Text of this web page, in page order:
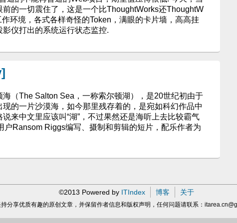
的一切震住了，这是一个比ThoughtWorks还ThoughtW
环境，各式各样奇怪的Token，满眼的卡片墙，高高挂
仪打出的系统运行状态监控.
（The Salton Sea，一称索尔顿湖），是20世纪初由于
的一片沙漠海，如今那里残存着的，是宛如科幻作品中
来中文里应该叫“湖”，不过果然还是海听上去比较霸气
户Ransom Riggs编写、摄制和剪辑的短片，配乐作者为
©2013 Powered by ITIndex 博客 关于
持分享优质有趣的原创文章，并保留作者信息和版权声明，任何问题请联系：